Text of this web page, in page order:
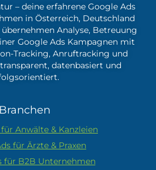
– deine erfahrene Google Ads
in Österreich, Deutschland
Analyse, Betreuung
Google Ads Kampagnen mit
Tracking, Anruftracking und
datenbasiert und
Branchen
Anwälte & Kanzleien
für Ärzte & Praxen
für B2B Unternehmen